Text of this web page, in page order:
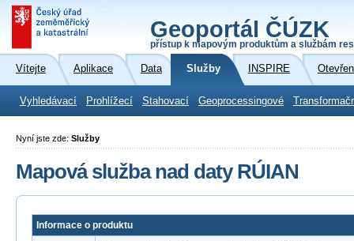
Geoportál ČÚZK
přístup k mapovým produktům a službám
Vítejte Aplikace Data Služby INSPIRE
Vyhledávací Prohlížecí Stahovací Geoprocessingové
Nyní jste zde: Služby
Mapová služba nad daty RÚIAN
Informace o produktu